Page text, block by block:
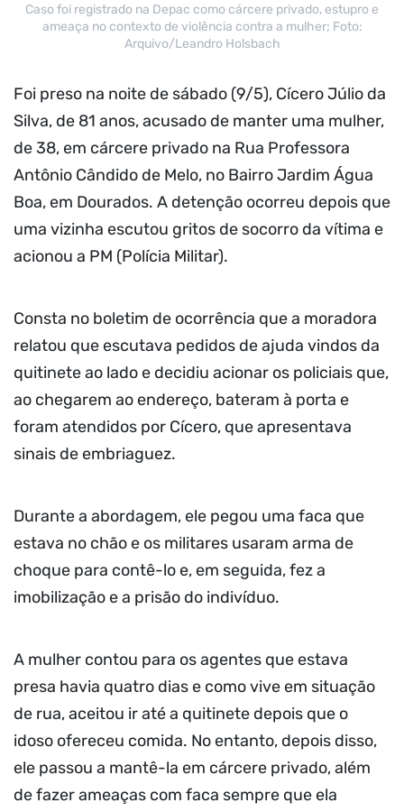
Caso foi registrado na Depac como cárcere privado, estupro e
ameaça no contexto de violência contra a mulher; Foto:
Arquivo/Leandro Holsbach
Foi preso na noite de sábado (9/5), Cícero Júlio da
Silva, de 81 anos, acusado de manter uma mulher,
de 38, em cárcere privado na Rua Professora
Antônio Cândido de Melo, no Bairro Jardim Água
Boa, em Dourados. A detenção ocorreu depois que
uma vizinha escutou gritos de socorro da vítima e
acionou a PM (Polícia Militar).
Consta no boletim de ocorrência que a moradora
relatou que escutava pedidos de ajuda vindos da
quitinete ao lado e decidiu acionar os policiais que,
ao chegarem ao endereço, bateram à porta e
foram atendidos por Cícero, que apresentava
sinais de embriaguez.
Durante a abordagem, ele pegou uma faca que
estava no chão e os militares usaram arma de
choque para contê-lo e, em seguida, fez a
imobilização e a prisão do indivíduo.
A mulher contou para os agentes que estava
presa havia quatro dias e como vive em situação
de rua, aceitou ir até a quitinete depois que o
idoso ofereceu comida. No entanto, depois disso,
ele passou a mantê-la em cárcere privado, além
de fazer ameaças com faca sempre que ela